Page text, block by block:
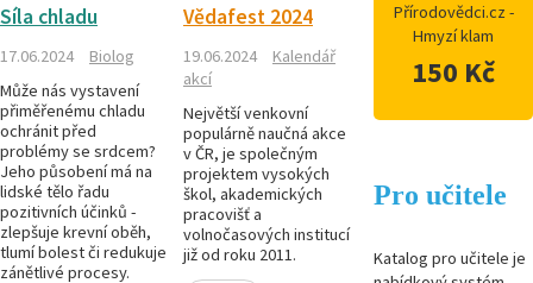
Síla chladu
17.06.2024
Biolog
Může nás vystavení
přiměřenému chladu
ochránit před
problémy se srdcem?
Jeho působení má na
lidské tělo řadu
pozitivních účinků -
zlepšuje krevní oběh,
tlumí bolest či redukuje
zánětlivé procesy.
Vědafest 2024
19.06.2024
Kalendář
akcí
Největší venkovní
populárně naučná akce
v ČR, je společným
projektem vysokých
škol, akademických
pracovišť a
volnočasových institucí
již od roku 2011.
Přírodovědci.cz -
Hmyzí klam
150 Kč
Pro učitele
Katalog pro učitele je